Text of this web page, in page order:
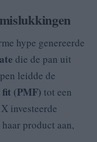
hype genereerde
die de pan uit
leidde de
(PMF) tot een
investeerde
product aan,